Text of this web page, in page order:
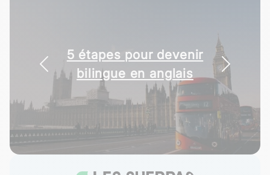
Comment réussir l'épreuve
de l'Essay anglais en prépa